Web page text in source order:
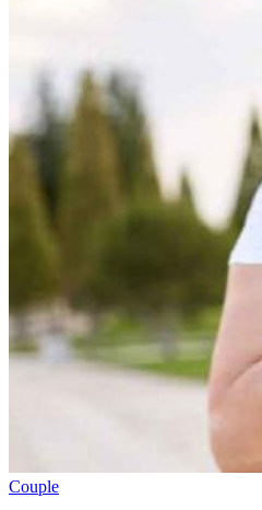
Couple